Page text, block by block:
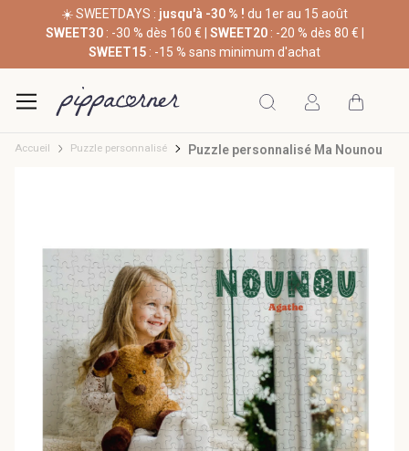
☀️ SWEETDAYS : jusqu'à -30 % ! du 1er au 15 août
SWEET30: -30 % dès 160 € | SWEET20: -20 % dès 80 € |
SWEET15 : -15 % sans minimum d'achat
Accueil Puzzle personnalisé Puzzle personnalisé Ma Nounou